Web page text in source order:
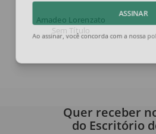
Amadeo Lorenzato
Sem Título
Quer receber
do Escritório